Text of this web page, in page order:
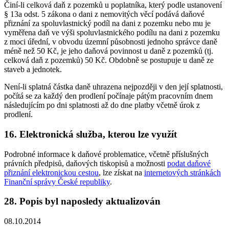
Činí-li celková daň z pozemků u poplatníka, který podle ustanovení
§ 13a odst. 5 zákona o dani z nemovitých věcí podává daňové
přiznání za spoluvlastnický podíl na dani z pozemku nebo mu je
vyměřena daň ve výši spoluvlastnického podílu na dani z pozemku
z moci úřední, v obvodu územní působnosti jednoho správce daně
méně než 50 Kč, je jeho daňová povinnost u daně z pozemků (tj.
celková daň z pozemků) 50 Kč. Obdobně se postupuje u daně ze
staveb a jednotek.
Není-li splatná částka daně uhrazena nejpozději v den její splatnosti,
počítá se za každý den prodlení počínaje pátým pracovním dnem
následujícím po dni splatnosti až do dne platby včetně úrok z
prodlení.
16. Elektronická služba, kterou lze využít
Podrobné informace k daňové problematice, včetně příslušných
právních předpisů, daňových tiskopisů a možnosti podat daňové
přiznání elektronickou cestou, lze získat na internetových stránkách
Finanční správy České republiky.
28. Popis byl naposledy aktualizován
08.10.2014